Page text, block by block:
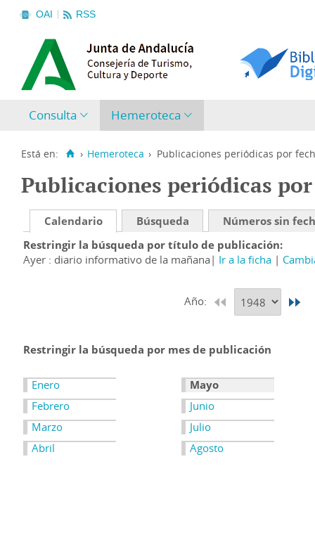
OAI RSS
Consulta Hemeroteca
Está en: › Hemeroteca › Publicaciones periódicas por
Publicaciones periódicas
Calendario Búsqueda
Números sin
Restringir la búsqueda por título de publicación
Ayer : diario informativo de la mañana
Ir a la ficha
Año:
Restringir la búsqueda por mes de publicación
Enero
Febrero
Marzo
Abril
Mayo
Junio
Julio
Agosto